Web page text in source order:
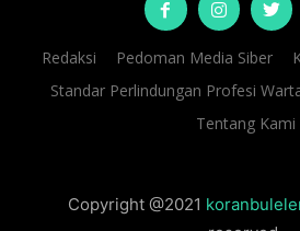
Redaksi Pedoman Media Siber
Standar Perlindungan Profesi
Tentang Kami
Copyright @2021